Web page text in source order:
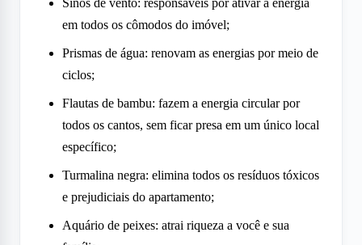
Sinos de vento: responsáveis por ativar a energia
em todos os cômodos do imóvel;
Prismas de água: renovam as energias por meio de
ciclos;
Flautas de bambu: fazem a energia circular por
todos os cantos, sem ficar presa em um único local
específico;
Turmalina negra: elimina todos os resíduos tóxicos
e prejudiciais do apartamento;
Aquário de peixes: atrai riqueza a você e sua